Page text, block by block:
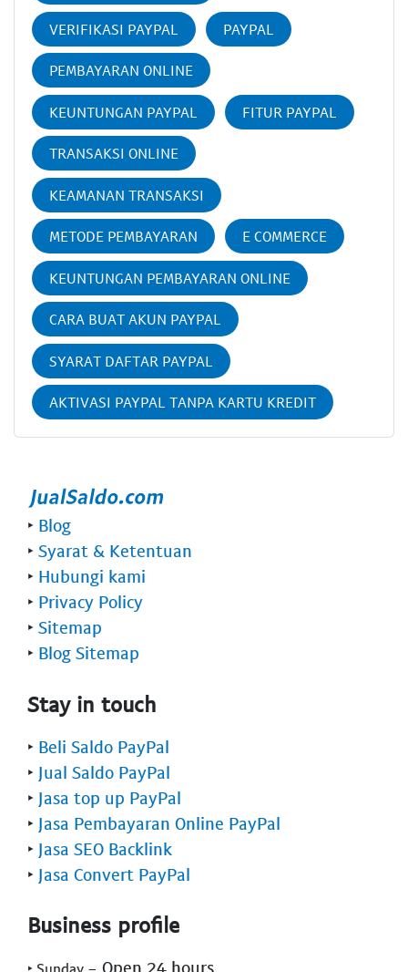
VERIFIKASI PAYPAL PAYPAL
PEMBAYARAN ONLINE
KEUNTUNGAN PAYPAL FITUR PAYPAL
TRANSAKSI ONLINE
KEAMANAN TRANSAKSI
METODE PEMBAYARAN E COMMERCE
KEUNTUNGAN PEMBAYARAN ONLINE
CARA BUAT AKUN PAYPAL
SYARAT DAFTAR PAYPAL
AKTIVASI PAYPAL TANPA KARTU KREDIT
‣ Blog
‣ Syarat & Ketentuan
‣ Hubungi kami
‣ Privacy Policy
‣ Sitemap
‣ Blog Sitemap
Stay in touch
‣ Beli Saldo PayPal
‣ Jual Saldo PayPal
‣ Jasa top up PayPal
‣ Jasa Pembayaran Online PayPal
‣ Jasa SEO Backlink
‣ Jasa Convert PayPal
Business profile
- Open 24 hours